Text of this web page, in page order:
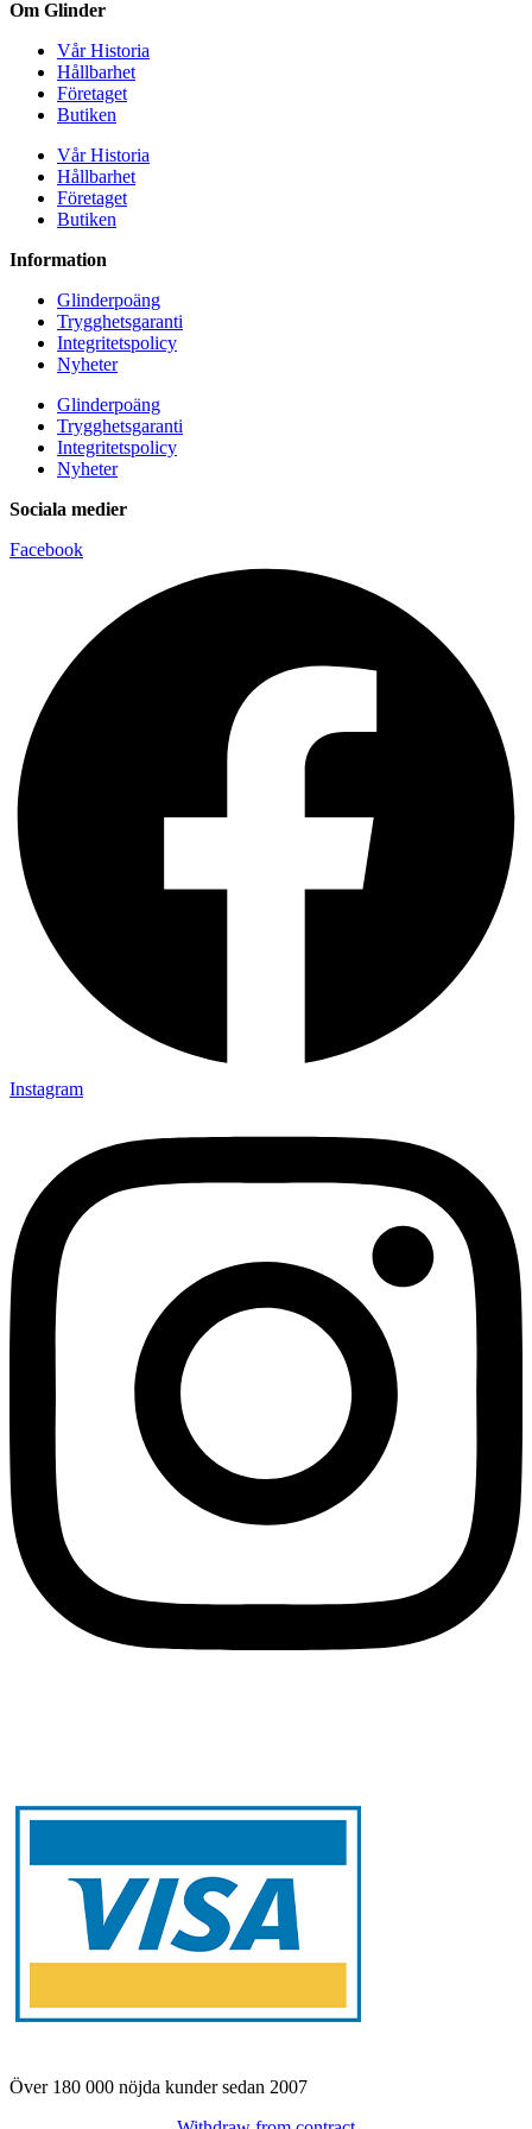
Om Glinder
Vår Historia
Hållbarhet
Företaget
Butiken
Vår Historia
Hållbarhet
Företaget
Butiken
Information
Glinderpoäng
Trygghetsgaranti
Integritetspolicy
Nyheter
Glinderpoäng
Trygghetsgaranti
Integritetspolicy
Nyheter
Sociala medier
Facebook
Instagram
Över 180 000 nöjda kunder sedan 2007